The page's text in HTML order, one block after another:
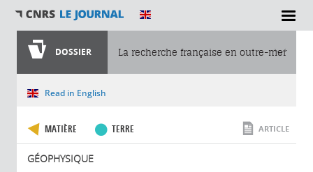
SECTIONS
DOSSIER La recherche française en outre-mer
Vous êtes ici
Read in English
MATIÈRE TERRE
GÉOPHYSIQUE
ARTICLE